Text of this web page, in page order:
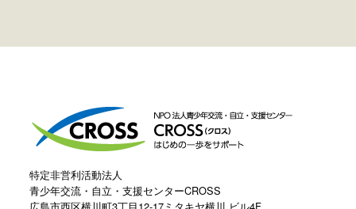
特定非営利活動法人
青少年交流・自立・支援センターCROSS